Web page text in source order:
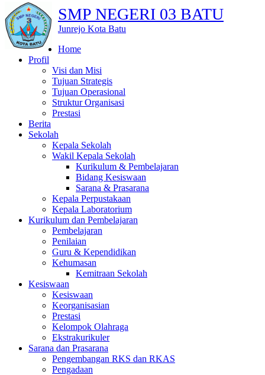
SMP NEGERI 03 BATU
Junrejo Kota Batu
Home
Profil
Visi dan Misi
Tujuan Strategis
Tujuan Operasional
Struktur Organisasi
Prestasi
Berita
Sekolah
Kepala Sekolah
Wakil Kepala Sekolah
Kurikulum & Pembelajaran
Bidang Kesiswaan
Sarana & Prasarana
Kepala Perpustakaan
Kepala Laboratorium
Kurikulum dan Pembelajaran
Pembelajaran
Penilaian
Guru & Kependidikan
Kehumasan
Kemitraan Sekolah
Kesiswaan
Kesiswaan
Keorganisasian
Prestasi
Kelompok Olahraga
Ekstrakurikuler
Sarana dan Prasarana
Pengembangan RKS dan RKAS
Pengadaan